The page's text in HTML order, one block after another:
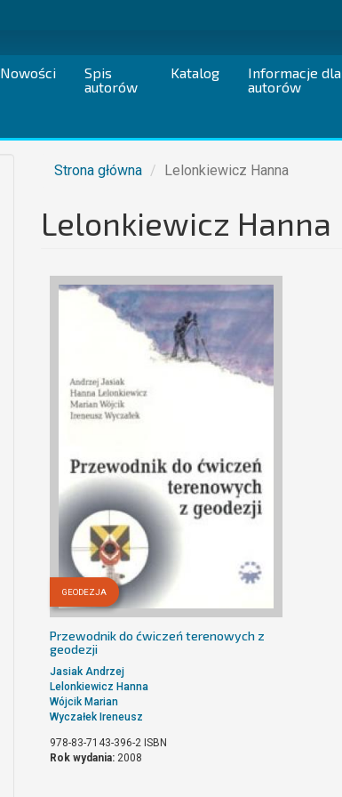
Nowości
Spis
autorów
Katalog
Informacje dla
autorów
Strona główna Lelonkiewicz Hanna
Lelonkiewicz Hanna
GEODEZJA
Przewodnik do ćwiczeń terenowych z
geodezji
Jasiak Andrzej
Lelonkiewicz Hanna
Wójcik Marian
Wyczałek Ireneusz
978-83-7143-396-2 ISBN
Rok wydania: 2008